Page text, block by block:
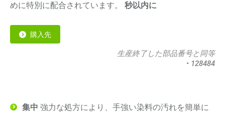
めに特別に配合されています。 秒以内に
購入先
生産終了した部品番号と同等
• 128484
集中 強力な処方により、手強い染料の汚れを簡単に